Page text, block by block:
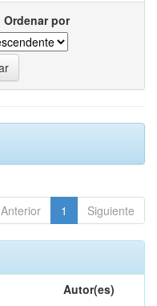
Ordenar por
Anterior 1 Siguiente
Autor(es)